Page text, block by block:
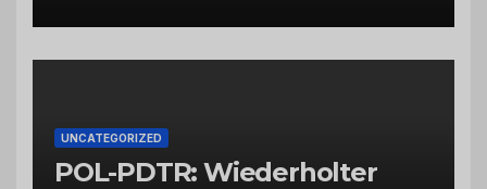
UNCATEGORIZED
POL-PDTR: Wiederholter